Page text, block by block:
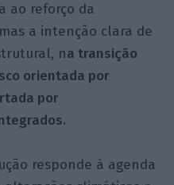
ao reforço da
a intenção clara de
na transição
orientada por
por
responde à agenda